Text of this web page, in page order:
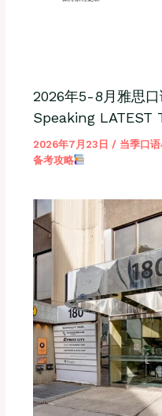
2026年5-8月雅思
Speaking LATEST
2026年7月23日 / 当季口
备考攻略